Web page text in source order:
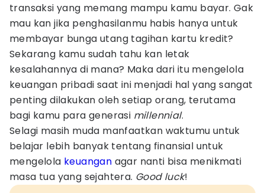
transaksi yang memang mampu kamu bayar. Gak
mau kan jika penghasilanmu habis hanya untuk
membayar bunga utang tagihan kartu kredit?
Sekarang kamu sudah tahu kan letak
kesalahannya di mana? Maka dari itu mengelola
keuangan pribadi saat ini menjadi hal yang sangat
penting dilakukan oleh setiap orang, terutama
bagi kamu para generasi millennial.
Selagi masih muda manfaatkan waktumu untuk
belajar lebih banyak tentang finansial untuk
mengelola keuangan agar nanti bisa menikmati
masa tua yang sejahtera. Good luck!